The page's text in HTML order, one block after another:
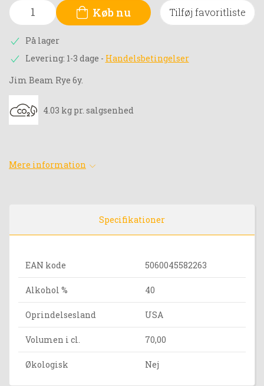
Køb nu Tilføj favoritliste
På lager
Levering: 1-3 dage - Handelsbetingelser
Jim Beam Rye 6y.
4.03 kg pr. salgsenhed
Mere information
Specifikationer
EAN kode 5060045582263
Alkohol % 40
Oprindelsesland USA
Volumen i cl. 70,00
Økologisk Nej